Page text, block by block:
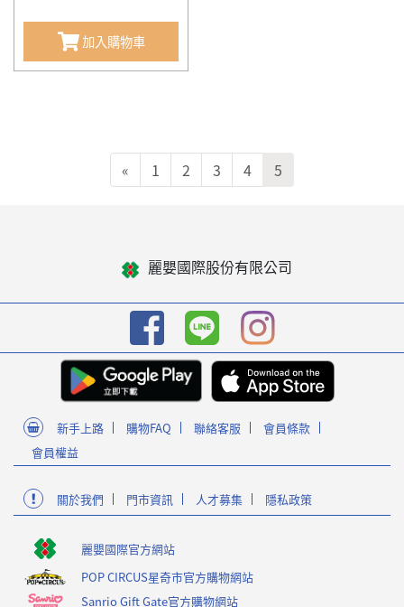
加入購物車
« 1 2 3 4 5
麗嬰國際股份有限公司
新手上路 購物FAQ 聯絡客服
會員條款
會員權益
關於我們 門市資訊 人才募集 隱私政策
麗嬰國際官方網站
POP CIRCUS星奇市官方購物網站
Sanrio Gift Gate官方購物網站